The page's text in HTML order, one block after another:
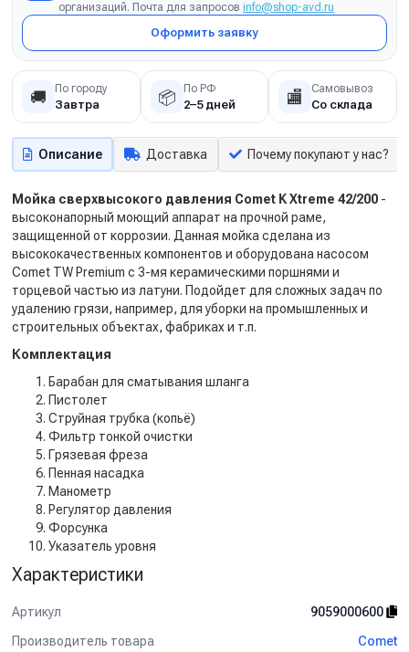
организаций. Почта для запросов info@shop-avd.ru
Оформить заявку
🚚 По городу
Завтра 📦 По РФ
2–5 дней 🏬 Самовывоз
Со склада
Описание Доставка Почему покупают у нас?
Мойка сверхвысокого давления Comet K Xtreme 42/200 -
высоконапорный моющий аппарат на прочной раме,
защищенной от коррозии. Данная мойка сделана из
высококачественных компонентов и оборудована насосом
Comet TW Premium с 3-мя керамическими поршнями и
торцевой частью из латуни. Подойдет для сложных задач по
удалению грязи, например, для уборки на промышленных и
строительных объектах, фабриках и т.п.
Комплектация
Барабан для сматывания шланга
Пистолет
Струйная трубка (копьё)
Фильтр тонкой очистки
Грязевая фреза
Пенная насадка
Манометр
Регулятор давления
Форсунка
Указатель уровня
Характеристики
Артикул
9059000600
Производитель товара
Comet